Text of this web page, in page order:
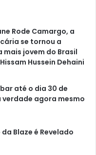
Rode Camargo, a
se tornou a
mais jovem do Brasil
Hussein Dehaini
até o dia 30 de
verdade agora mesmo
Blaze é Revelado